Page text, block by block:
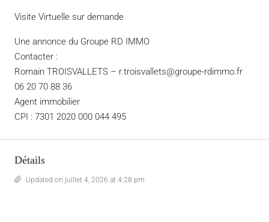
Visite Virtuelle sur demande
Une annonce du Groupe RD IMMO
Contacter :
Romain TROISVALLETS – r.troisvallets@groupe-rdimmo.fr
06 20 70 88 36
Agent immobilier
CPI : 7301 2020 000 044 495
Détails
Updated on juillet 4, 2026 at 4:28 pm